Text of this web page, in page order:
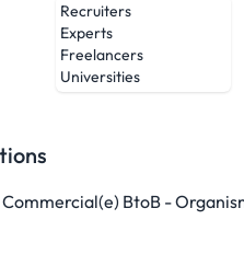
Recruiters
Experts
Freelancers
Universities
Commercial(e) BtoB -